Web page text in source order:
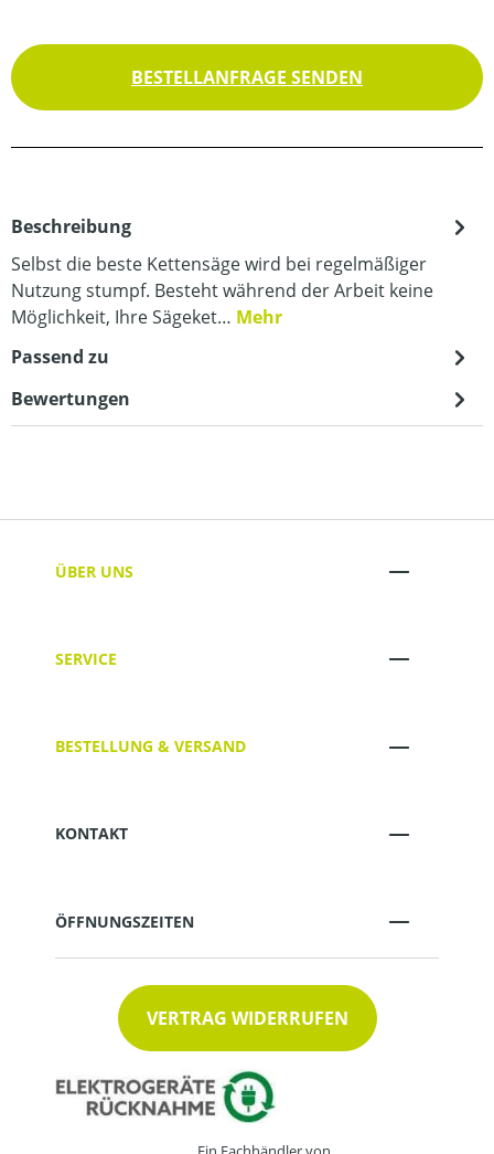
BESTELLANFRAGE SENDEN
Beschreibung
Selbst die beste Kettensäge wird bei regelmäßiger
Nutzung stumpf. Besteht während der Arbeit keine
Möglichkeit, Ihre Sägeket… Mehr
Passend zu
Bewertungen
ÜBER UNS
SERVICE
BESTELLUNG & VERSAND
KONTAKT
ÖFFNUNGSZEITEN
VERTRAG WIDERRUFEN